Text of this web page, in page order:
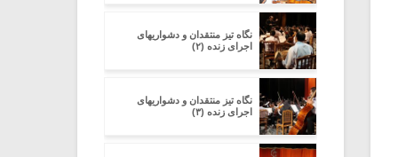
نگاه تیز منتقدان و دشواریهای
اجرای زنده (۲)
نگاه تیز منتقدان و دشواریهای
اجرای زنده (۳)